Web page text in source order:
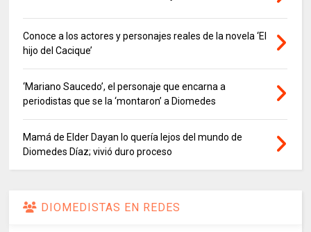
Conoce a los actores y personajes reales de la novela ‘El
hijo del Cacique’
‘Mariano Saucedo’, el personaje que encarna a
periodistas que se la ‘montaron’ a Diomedes
Mamá de Elder Dayan lo quería lejos del mundo de
Diomedes Díaz; vivió duro proceso
DIOMEDISTAS EN REDES